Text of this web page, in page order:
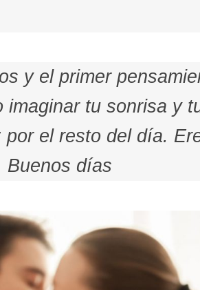
y el primer
imaginar tu sonrisa y
el resto del día.
Buenos días